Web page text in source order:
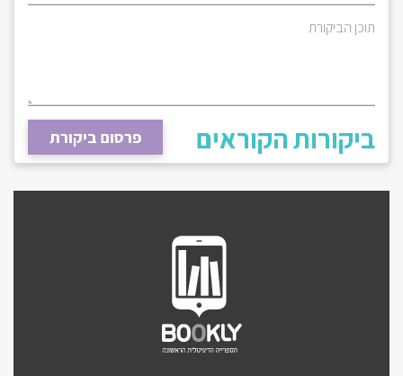
תוכן הביקורת
פרסום ביקורת ביקורות הקוראים